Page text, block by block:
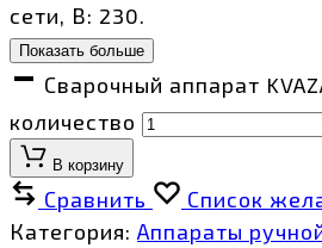
сети, В: 230.
Показать больше
Сварочный аппарат
количество
В корзину
Сравнить
Список
Категория: Аппараты